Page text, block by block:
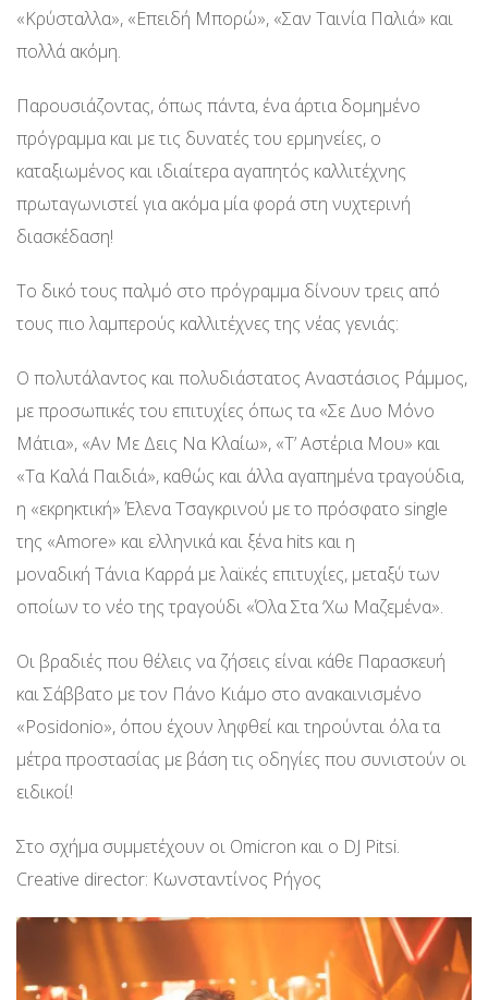
«Κρύσταλλα», «Επειδή Μπορώ», «Σαν Ταινία Παλιά» και
πολλά ακόμη.
Παρουσιάζοντας, όπως πάντα, ένα άρτια δομημένο
πρόγραμμα και με τις δυνατές του ερμηνείες, ο
καταξιωμένος και ιδιαίτερα αγαπητός καλλιτέχνης
πρωταγωνιστεί για ακόμα μία φορά στη νυχτερινή
διασκέδαση!
Το δικό τους παλμό στο πρόγραμμα δίνουν τρεις από
τους πιο λαμπερούς καλλιτέχνες της νέας γενιάς:
Ο πολυτάλαντος και πολυδιάστατος Αναστάσιος Ράμμος,
με προσωπικές του επιτυχίες όπως τα «Σε Δυο Μόνο
Μάτια», «Αν Με Δεις Να Κλαίω», «Τ’ Αστέρια Μου» και
«Τα Καλά Παιδιά», καθώς και άλλα αγαπημένα τραγούδια,
η «εκρηκτική» Έλενα Τσαγκρινού με το πρόσφατο single
της «Amore» και ελληνικά και ξένα hits και η
μοναδική Τάνια Καρρά με λαϊκές επιτυχίες, μεταξύ των
οποίων το νέο της τραγούδι «Όλα Στα ‘Χω Μαζεμένα».
Οι βραδιές που θέλεις να ζήσεις είναι κάθε Παρασκευή
και Σάββατο με τον Πάνο Κιάμο στο ανακαινισμένο
«Posidonio», όπου έχουν ληφθεί και τηρούνται όλα τα
μέτρα προστασίας με βάση τις οδηγίες που συνιστούν οι
ειδικοί!
Στο σχήμα συμμετέχουν οι Omicron και ο DJ Pitsi.
Creative director: Κωνσταντίνος Ρήγος